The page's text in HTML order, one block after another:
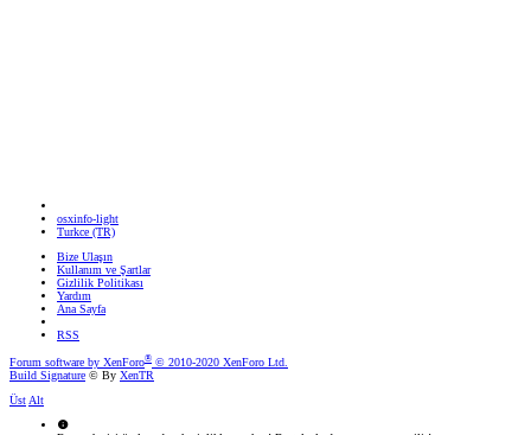
osxinfo-light
Turkce (TR)
Bize Ulaşın
Kullanım ve Şartlar
Gizlilik Politikası
Yardım
Ana Sayfa
RSS
Forum software by XenForo® © 2010-2020 XenForo Ltd.
Build Signature © By XenTR
ÜstAlt